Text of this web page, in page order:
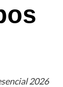
2026